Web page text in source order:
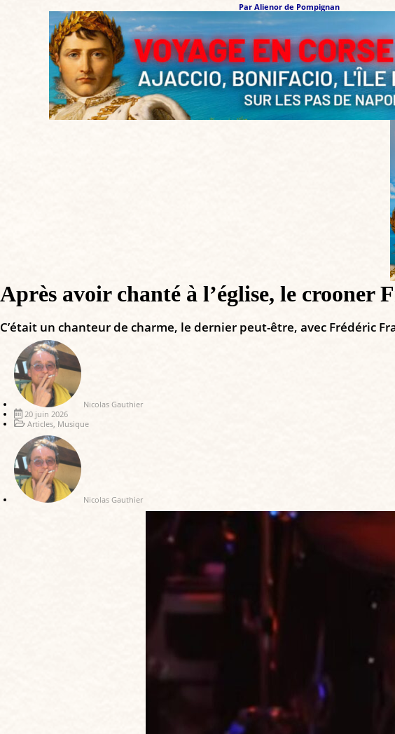
Par Alienor de Pompignan
Après avoir chanté à l’église, le crooner
C’était un chanteur de charme, le dernier peut-être, avec Frédéric
Nicolas Gauthier
20 juin 2026
Articles Musique
Nicolas Gauthier